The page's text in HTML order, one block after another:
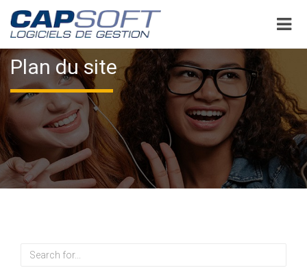
au
contenu
principal
Plan du site
Rechercher